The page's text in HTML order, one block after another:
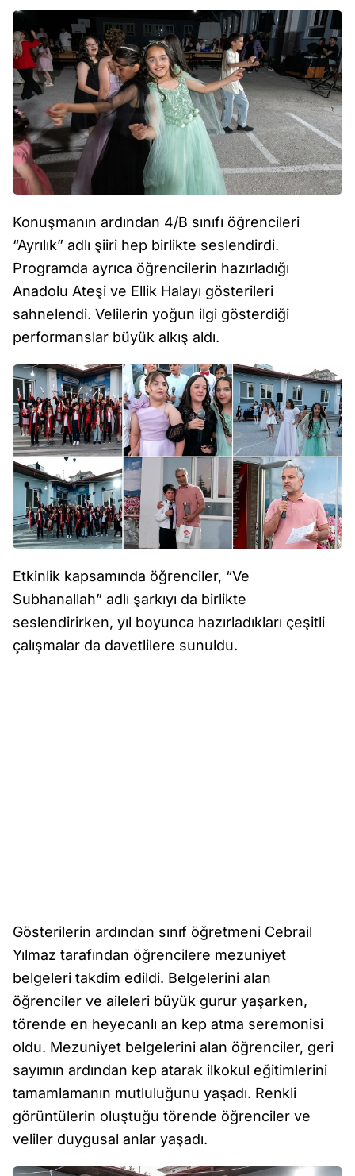
Konuşmanın ardından 4/B sınıfı öğrencileri
“Ayrılık” adlı şiiri hep birlikte seslendirdi.
Programda ayrıca öğrencilerin hazırladığı
Anadolu Ateşi ve Ellik Halayı gösterileri
sahnelendi. Velilerin yoğun ilgi gösterdiği
performanslar büyük alkış aldı.
Etkinlik kapsamında öğrenciler, “Ve
Subhanallah” adlı şarkıyı da birlikte
seslendirirken, yıl boyunca hazırladıkları çeşitli
çalışmalar da davetlilere sunuldu.
Gösterilerin ardından sınıf öğretmeni Cebrail
Yılmaz tarafından öğrencilere mezuniyet
belgeleri takdim edildi. Belgelerini alan
öğrenciler ve aileleri büyük gurur yaşarken,
törende en heyecanlı an kep atma seremonisi
oldu. Mezuniyet belgelerini alan öğrenciler, geri
sayımın ardından kep atarak ilkokul eğitimlerini
tamamlamanın mutluluğunu yaşadı. Renkli
görüntülerin oluştuğu törende öğrenciler ve
veliler duygusal anlar yaşadı.